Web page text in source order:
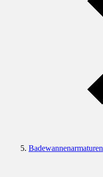
Badewannenarmaturen